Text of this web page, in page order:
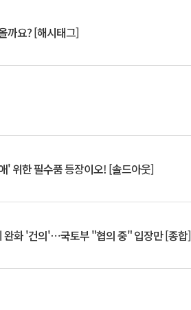
까요? [해시태그]
위한 필수품 등장이오! [솔드아웃]
완화 '건의'⋯국토부 "협의 중" 입장만 [종합]